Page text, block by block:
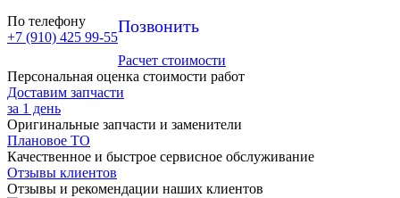
По телефону
+7 (910) 425 99-55
Позвонить
Расчет стоимости
Персональная оценка стоимости работ
Доставим запчасти
за 1 день
Оригинальные запчасти и заменители
Плановое ТО
Качественное и быстрое сервисное обслуживание
Отзывы клиентов
Отзывы и рекомендации наших клиентов